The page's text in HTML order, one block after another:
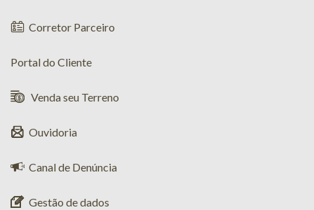
Corretor Parceiro
Portal do Cliente
Venda seu Terreno
Ouvidoria
Canal de Denúncia
Gestão de dados